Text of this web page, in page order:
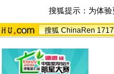
搜狐提示：为体
搜狐 ChinaRen